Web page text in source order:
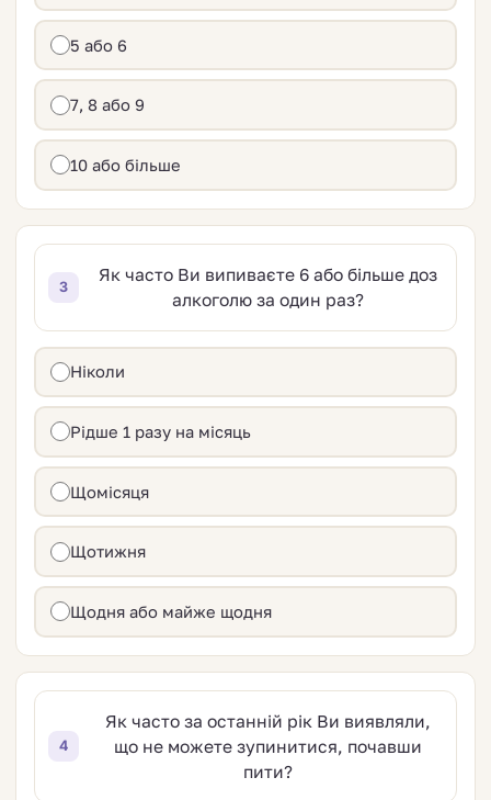
5 або 6
7, 8 або 9
10 або більше
3
Як часто Ви випиваєте 6 або більше доз
алкоголю за один раз?
Ніколи
Рідше 1 разу на місяць
Щомісяця
Щотижня
Щодня або майже щодня
4
Як часто за останній рік Ви виявляли,
що не можете зупинитися, почавши
пити?